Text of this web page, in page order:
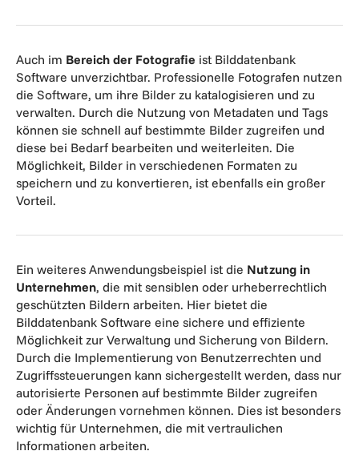
Auch im Bereich der Fotografie ist Bilddatenbank
Software unverzichtbar. Professionelle Fotografen nutzen
die Software, um ihre Bilder zu katalogisieren und zu
verwalten. Durch die Nutzung von Metadaten und Tags
können sie schnell auf bestimmte Bilder zugreifen und
diese bei Bedarf bearbeiten und weiterleiten. Die
Möglichkeit, Bilder in verschiedenen Formaten zu
speichern und zu konvertieren, ist ebenfalls ein großer
Vorteil.
Ein weiteres Anwendungsbeispiel ist die Nutzung in
Unternehmen, die mit sensiblen oder urheberrechtlich
geschützten Bildern arbeiten. Hier bietet die
Bilddatenbank Software eine sichere und effiziente
Möglichkeit zur Verwaltung und Sicherung von Bildern.
Durch die Implementierung von Benutzerrechten und
Zugriffssteuerungen kann sichergestellt werden, dass nur
autorisierte Personen auf bestimmte Bilder zugreifen
oder Änderungen vornehmen können. Dies ist besonders
wichtig für Unternehmen, die mit vertraulichen
Informationen arbeiten.